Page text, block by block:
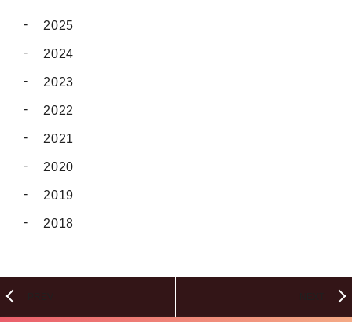
2025
2024
2023
2022
2021
2020
2019
2018